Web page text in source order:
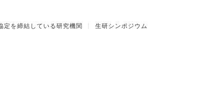
定を締結している研究機関 生研シンポジウム